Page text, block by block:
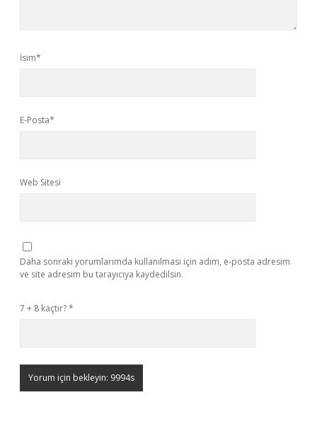
İsim*
E-Posta*
Web Sitesi
Daha sonraki yorumlarımda kullanılması için adım, e-posta adresim
ve site adresim bu tarayıcıya kaydedilsin.
7 + 8 kaçtır?*